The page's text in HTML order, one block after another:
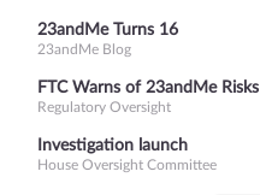
23andMe Turns 16
23andMe Blog
FTC Warns of 23andMe Risks
Regulatory Oversight
Investigation launch
House Oversight Committee